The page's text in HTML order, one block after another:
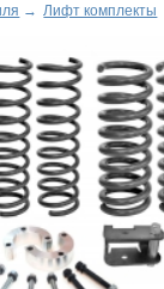
→ Лифт комплекты